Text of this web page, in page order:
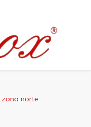
zona norte